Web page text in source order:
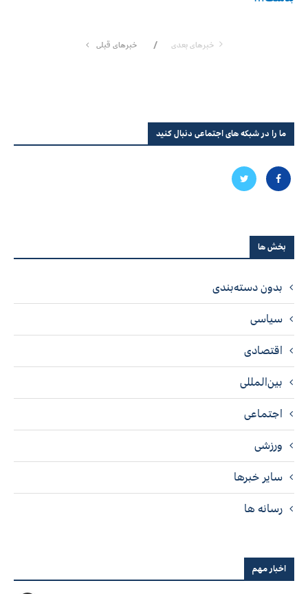
خبرهای بعدی خبرهای قبلی
ما را در شبکه های اجتماعی دنبال کنید
بخش ها
بدون دسته‌بندی
سیاسی
اقتصادی
بین‌المللی
اجتماعی
ورزشی
سایر خبرها
رسانه ها
اخبار مهم